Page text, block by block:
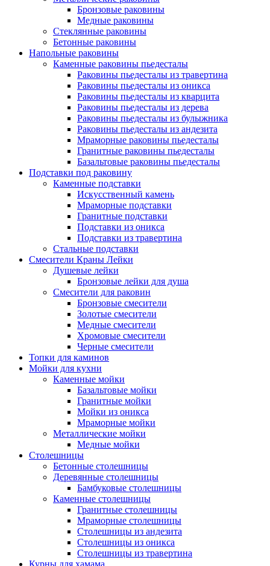
Бронзовые раковины
Медные раковины
Стеклянные раковины
Бетонные раковины
Напольные раковины
Каменные раковины пьедесталы
Раковины пьедесталы из травертина
Раковины пьедесталы из оникса
Раковины пьедесталы из кварцита
Раковины пьедесталы из дерева
Раковины пьедесталы из булыжника
Раковины пьедесталы из андезита
Мраморные раковины пьедесталы
Гранитные раковины пьедесталы
Базальтовые раковины пьедесталы
Подставки под раковину
Каменные подставки
Искусственный камень
Мраморные подставки
Гранитные подставки
Подставки из оникса
Подставки из травертина
Стальные подставки
Смесители Краны Лейки
Душевые лейки
Бронзовые лейки для душа
Смесители для раковин
Бронзовые смесители
Золотые смесители
Медные смесители
Хромовые смесители
Черные смесители
Топки для каминов
Мойки для кухни
Каменные мойки
Базальтовые мойки
Гранитные мойки
Мойки из оникса
Мраморные мойки
Металлические мойки
Медные мойки
Столешницы
Бетонные столешницы
Деревянные столешницы
Бамбуковые столешницы
Каменные столешницы
Гранитные столешницы
Мраморные столешницы
Столешницы из андезита
Столешницы из оникса
Столешницы из травертина
Курны для хамама